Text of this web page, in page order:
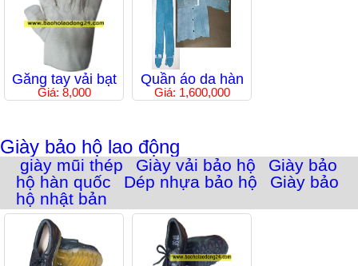
Găng tay vải bạt
Giá: 8,000
Quần áo da hàn
Giá: 1,600,000
Giày bảo hộ lao động
giày mũi thép Giày vải bảo hộ
Giày bảo
hộ hàn quốc
Dép nhựa bảo hộ
Giày bảo
hộ nhật bản